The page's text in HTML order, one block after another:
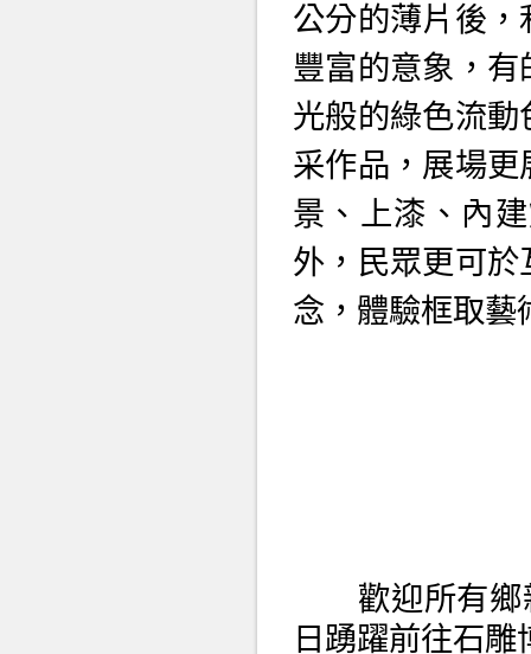
公分的薄片後
豐富的意象，
光般的綠色流
采作品，展場
景、上漆、內
外，民眾更可
念，體驗框取藝
歡迎所有鄉
日踴躍前往石雕